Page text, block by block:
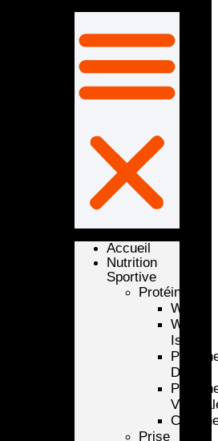
Accueil
Nutrition
Sportive
Protéines
Whey
Whey
Isolate
D’oeuf
Prise